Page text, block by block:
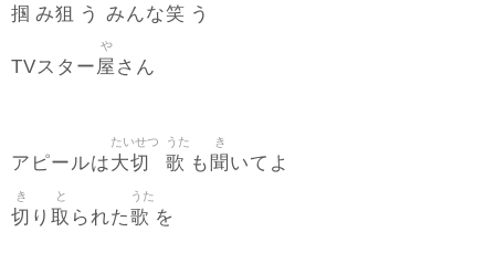
掴 み狙 う みんな笑 う
TVスター屋
や
さん
アピールは大切
たいせつ
歌
うた
も 聞
き
いてよ
切
き
り 取
と
られた歌
うた
を